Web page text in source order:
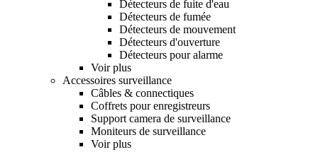
Détecteurs de fuite d'eau
Détecteurs de fumée
Détecteurs de mouvement
Détecteurs d'ouverture
Détecteurs pour alarme
Voir plus
Accessoires surveillance
Câbles & connectiques
Coffrets pour enregistreurs
Support camera de surveillance
Moniteurs de surveillance
Voir plus